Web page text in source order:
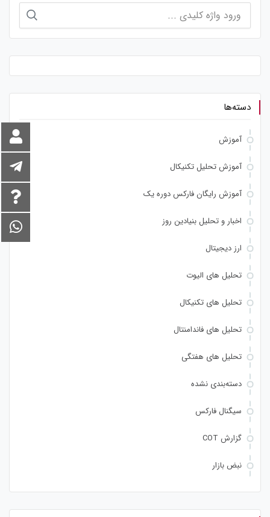
برای:
دسته‌ها
آموزش
آموزش تحلیل تکنیکال
آموزش رایگان فارکس دوره یک
اخبار و تحلیل بنیادین روز
ارز دیجیتال
تحلیل های الیوت
تحلیل های تکنیکال
تحلیل های فاندامنتال
تحلیل های هفتگی
دسته‌بندی نشده
سیگنال فارکس
گزارش COT
نبض بازار